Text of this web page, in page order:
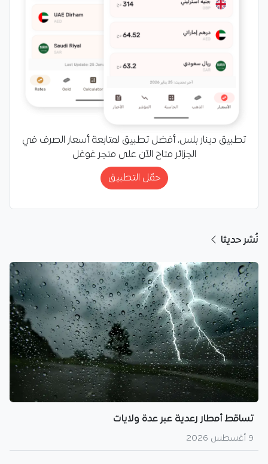
تطبيق دينار بلس، أفضل تطبيق لمتابعة أسعار الصرف في
الجزائر متاح الآن على متجر غوغل
حمّل التطبيق
نُشر حديثا
تساقط أمطار رعدية عبر عدة ولايات
9 أغسطس 2026